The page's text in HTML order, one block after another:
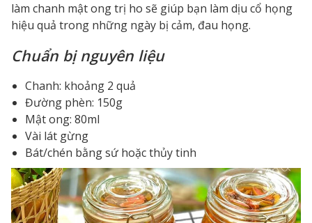
làm chanh mật ong trị ho sẽ giúp bạn làm dịu cổ họng
hiệu quả trong những ngày bị cảm, đau họng.
Chuẩn bị nguyên liệu
Chanh: khoảng 2 quả
Đường phèn: 150g
Mật ong: 80ml
Vài lát gừng
Bát/chén bằng sứ hoặc thủy tinh